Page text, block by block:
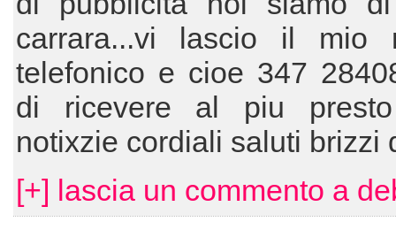
carrara...vi lascio il mio
telefonico e cioe 347
di ricevere al piu
notixzie cordiali saluti brizzi
[+] lascia un commento a